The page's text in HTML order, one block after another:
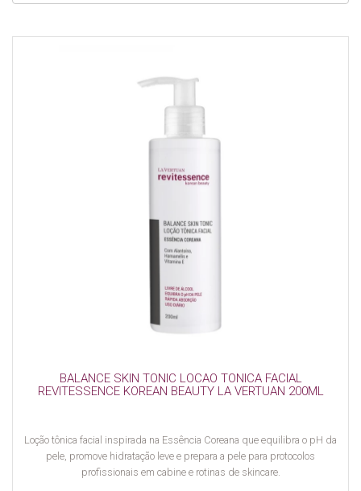
BALANCE SKIN TONIC LOCAO TONICA FACIAL
REVITESSENCE KOREAN BEAUTY LA VERTUAN 200ML
Loção tônica facial inspirada na Essência Coreana que equilibra o pH da
pele, promove hidratação leve e prepara a pele para protocolos
profissionais em cabine e rotinas de skincare.